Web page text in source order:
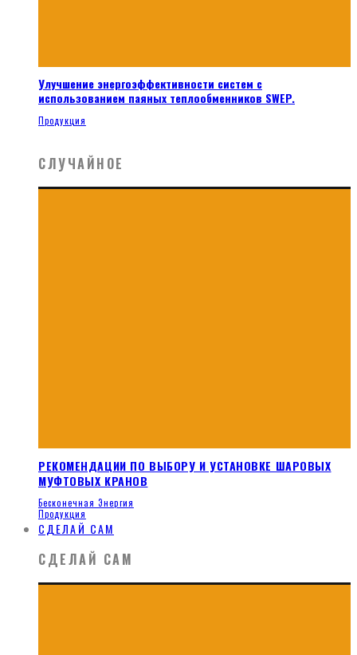
Улучшение энергоэффективности систем с
использованием паяных теплообменников SWEP.
Продукция
СЛУЧАЙНОЕ
РЕКОМЕНДАЦИИ ПО ВЫБОРУ И УСТАНОВКЕ ШАРОВЫХ
МУФТОВЫХ КРАНОВ
Бесконечная Энергия
Продукция
СДЕЛАЙ САМ
СДЕЛАЙ САМ